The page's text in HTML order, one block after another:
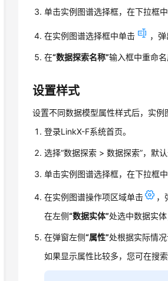
单击实例图谱选择框，在下拉框
在实例图谱选择框中单击 ，弹
在“数据探索名称”输入框中重命
设置样式
设置不同数据模型属性样式后，实例
登录LinkX-F系统首页。
选择“数据探索 >数据探索”，默
单击实例图谱选择框，在下拉框
在实例图谱操作项区域单击
，
在左侧“数据实体”处选中数据实
在弹窗左侧“属性”处根据实际情况
如果显示属性比较多，您可在搜